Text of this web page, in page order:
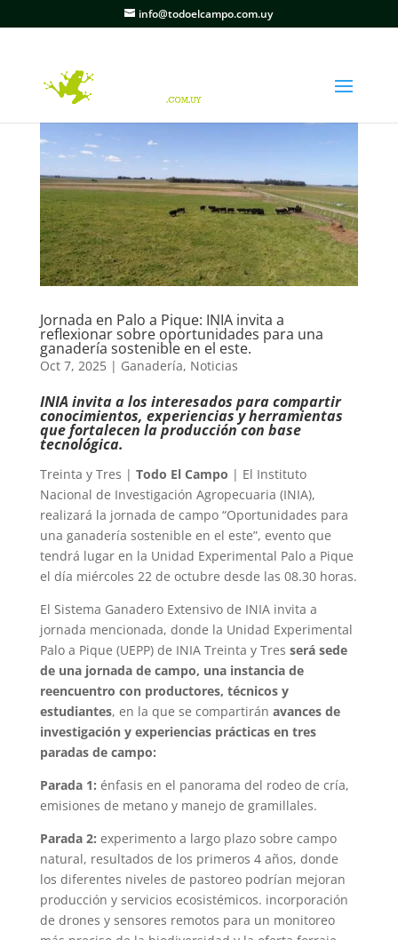
info@todoelcampo.com.uy
Jornada en Palo a Pique: INIA invita a
reflexionar sobre oportunidades para una
ganadería sostenible en el este.
Oct 7, 2025| Ganadería, Noticias
INIA invita a los interesados para compartir
conocimientos, experiencias y herramientas
que fortalecen la producción con base
tecnológica.
Treinta y Tres | Todo El Campo | El Instituto
Nacional de Investigación Agropecuaria (INIA),
realizará la jornada de campo “Oportunidades para
una ganadería sostenible en el este”, evento que
tendrá lugar en la Unidad Experimental Palo a Pique
el día miércoles 22 de octubre desde las 08.30 horas.
El Sistema Ganadero Extensivo de INIA invita a
jornada mencionada, donde la Unidad Experimental
Palo a Pique (UEPP) de INIA Treinta y Tres será sede
de una jornada de campo, una instancia de
reencuentro con productores, técnicos y
estudiantes, en la que se compartirán avances de
investigación y experiencias prácticas en tres
paradas de campo:
Parada 1: énfasis en el panorama del rodeo de cría,
emisiones de metano y manejo de gramillales.
Parada 2: experimento a largo plazo sobre campo
natural, resultados de los primeros 4 años, donde
los diferentes niveles de pastoreo podrían mejoran
producción y servicios ecosistémicos. incorporación
de drones y sensores remotos para un monitoreo